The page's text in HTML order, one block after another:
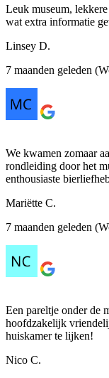
Leuk museum,
wat extra informatie
Linsey D.
7 maanden geleden
We kwamen zomaar
rondleiding door het
enthousiaste
Mariëtte C.
7 maanden geleden
Een pareltje onder de
hoofdzakelijk
huiskamer te lijken!
Nico C.